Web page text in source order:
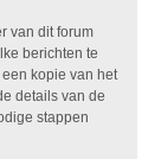
van dit forum
berichten te
kopie van het
details van de
stappen